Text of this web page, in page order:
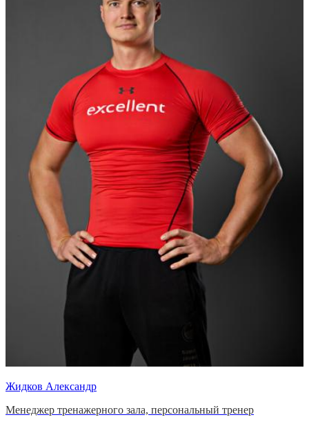
Жидков Александр
Менеджер тренажерного зала, персональный тренер